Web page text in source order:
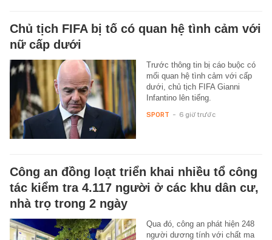
Chủ tịch FIFA bị tố có quan hệ tình cảm với
nữ cấp dưới
Trước thông tin bị cáo buộc có
mối quan hệ tình cảm với cấp
dưới, chủ tịch FIFA Gianni
Infantino lên tiếng.
SPORT - 6 giờ trước
Công an đồng loạt triển khai nhiều tổ công
tác kiểm tra 4.117 người ở các khu dân cư,
nhà trọ trong 2 ngày
Qua đó, công an phát hiện 248
người dương tính với chất ma